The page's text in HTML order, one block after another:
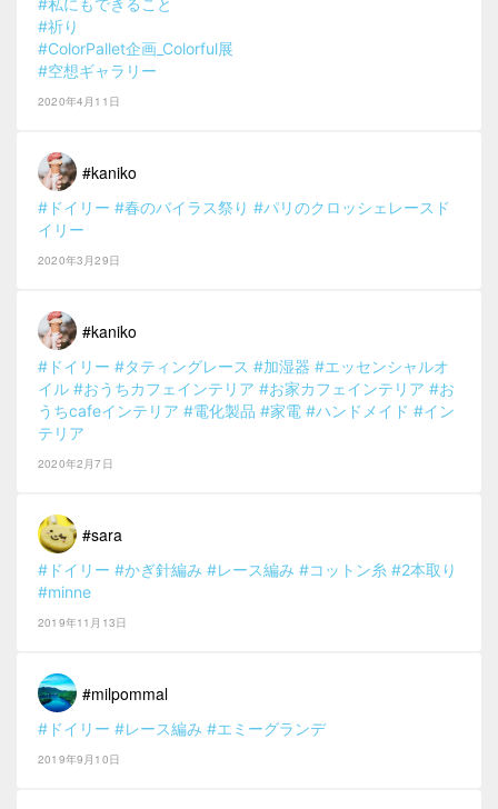
#私にもできること
#祈り
#ColorPallet企画_Colorful展
#空想ギャラリー
2020年4月11日
#kaniko
#ドイリー #春のバイラス祭り #パリのクロッシェレースド
イリー
2020年3月29日
#kaniko
#ドイリー #タティングレース #加湿器 #エッセンシャルオ
イル #おうちカフェインテリア #お家カフェインテリア #お
うちcafeインテリア #電化製品 #家電 #ハンドメイド #イン
テリア
2020年2月7日
#sara
#ドイリー #かぎ針編み #レース編み #コットン糸 #2本取り
#minne
2019年11月13日
#milpommal
#ドイリー #レース編み #エミーグランデ
2019年9月10日